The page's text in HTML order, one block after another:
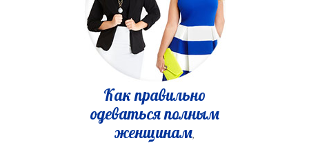
Как правильно
одеваться полным
женщинам,